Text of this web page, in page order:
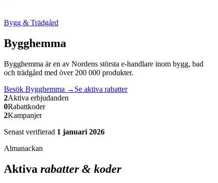
Bygg & Trädgård
Bygghemma
Bygghemma är en av Nordens största e-handlare inom bygg, bad
och trädgård med över 200 000 produkter.
Besök Bygghemma → Se aktiva rabatter
2Aktiva erbjudanden
0Rabattkoder
2Kampanjer
Senast verifierad 1 januari 2026
Almanackan
Aktiva rabatter & koder